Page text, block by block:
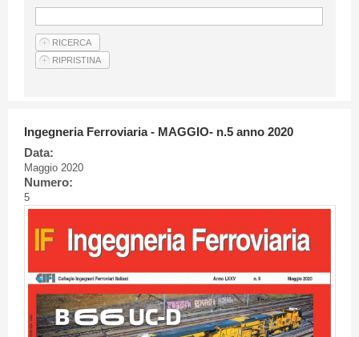
Privacy Policy
Articoli
Ingegneria Ferroviaria - MAGGIO- n.5 anno 2020
Data:
Maggio 2020
Numero:
5